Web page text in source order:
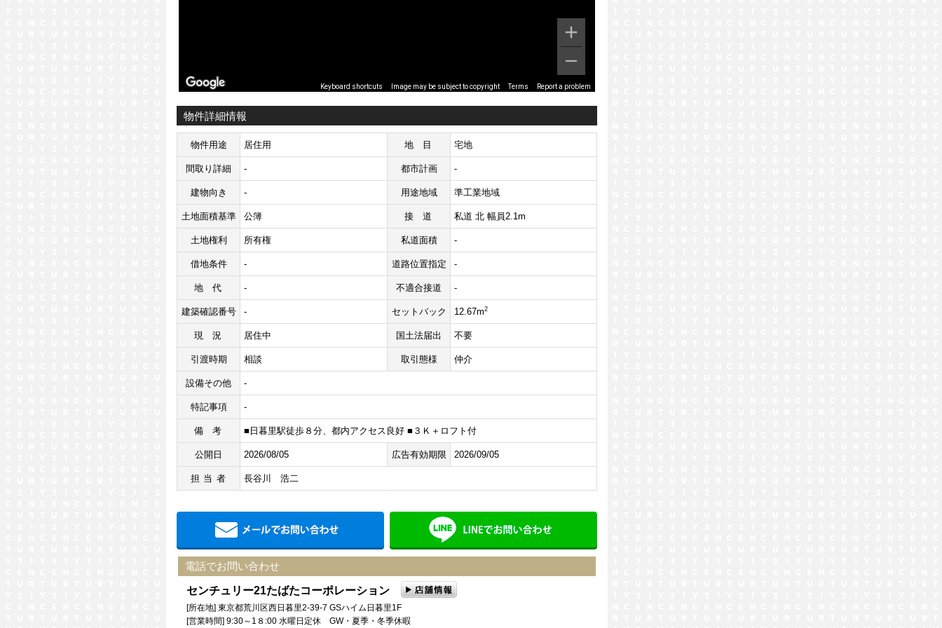
Keyboard shortcuts Image may be subject to copyright Terms Report a problem
物件詳細情報
物件用途 居住用 地目 宅地
間取り詳細 - 都市計画 -
建物向き - 用途地域 準工業地域
土地面積基準 公簿 接道 私道 北 幅員2.1m
土地権利 所有権 私道面積 -
借地条件 - 道路位置指定 -
地代 - 不適合接道 -
建築確認番号 - セットバック 12.67m2
現況 居住中 国土法届出 不要
引渡時期 相談 取引態様 仲介
設備その他 -
特記事項 -
備考 ■日暮里駅徒歩８分、都内アクセス良好 ■３Ｋ＋ロフト付
公開日 2026/08/05 広告有効期限 2026/09/05
担当者 長谷川 浩二
メールでお問い合わせ
電話でお問い合わせ
センチュリー21たばたコーポレーション
[所在地] 東京都荒川区西日暮里2-39-7 GSハイム日暮里1F
[営業時間] 9:30～1８:00 水曜日定休 GW・夏季・冬季休暇